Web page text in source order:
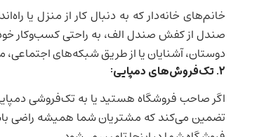
خانم‌های خانه‌دار که به دنبال کار از منزل یا
صندل از کفش صندل الف، به راحتی کسب‌وکار خود
دوستان، آشنایان یا از طریق شبکه‌های
2. تک‌فروش‌های دمپایی:
اگر صاحب فروشگاه هستید یا به تک‌فروشی
تضمین می‌کند که مشتریان شما همیشه راضی